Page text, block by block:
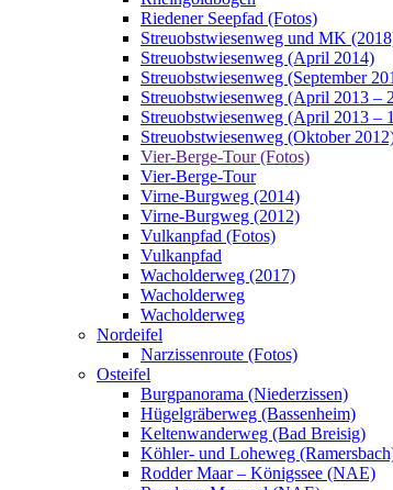
Riedener Seepfad (Fotos)
Streuobstwiesenweg und MK
Streuobstwiesenweg (April 2014)
Streuobstwiesenweg (September
Streuobstwiesenweg (April 2013 –
Streuobstwiesenweg (April 2013 –
Streuobstwiesenweg (Oktober
Vier-Berge-Tour (Fotos)
Vier-Berge-Tour
Virne-Burgweg (2014)
Virne-Burgweg (2012)
Vulkanpfad (Fotos)
Vulkanpfad
Wacholderweg (2017)
Wacholderweg
Wacholderweg
Nordeifel
Narzissenroute (Fotos)
Osteifel
Burgpanorama (Niederzissen)
Hügelgräberweg (Bassenheim)
Keltenwanderweg (Bad Breisig)
Köhler- und Loheweg
Rodder Maar – Königssee (NAE)